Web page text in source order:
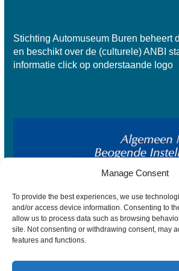
Manage Consent
To provide the best experiences, we use
and/or access device information. Consenting to
allow us to process data such as browsing
site. Not consenting or withdrawing consent, may
features and functions.
Stichting Automuseum Buren beheert
en beschikt over de (culturele) ANBI
informatie click op onderstaande logo